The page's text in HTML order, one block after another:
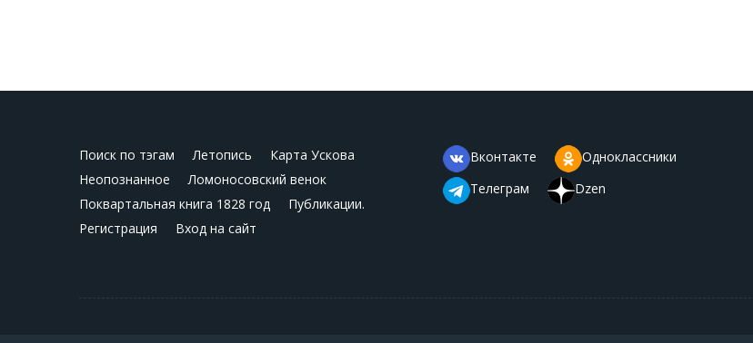
Поиск по тэгам Летопись
Карта Ускова
Неопознанное
Ломоносовский венок
Поквартальная книга 1828 год
Публикации.
Регистрация
Вход на сайт
Вконтакте
Одноклассники
Телеграм
Dzen